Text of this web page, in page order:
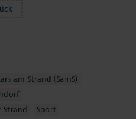
am Strand (SamS)
Sport